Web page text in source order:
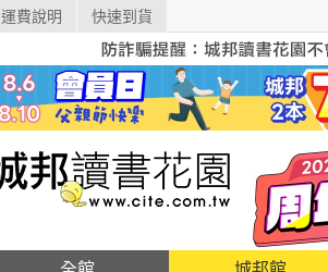
運費說明 快速到貨